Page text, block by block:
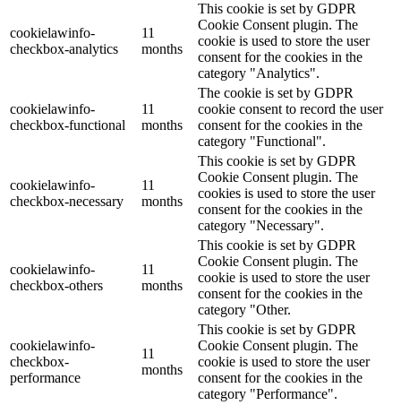
cookielawinfo-
checkbox-analytics
11
months
This cookie is set by GDPR
Cookie Consent plugin. The
cookie is used to store the user
consent for the cookies in the
category "Analytics".
cookielawinfo-
checkbox-functional
11
months
The cookie is set by GDPR
cookie consent to record the user
consent for the cookies in the
category "Functional".
cookielawinfo-
checkbox-necessary
11
months
This cookie is set by GDPR
Cookie Consent plugin. The
cookies is used to store the user
consent for the cookies in the
category "Necessary".
cookielawinfo-
checkbox-others
11
months
This cookie is set by GDPR
Cookie Consent plugin. The
cookie is used to store the user
consent for the cookies in the
category "Other.
cookielawinfo-
checkbox-
performance
11
months
This cookie is set by GDPR
Cookie Consent plugin. The
cookie is used to store the user
consent for the cookies in the
category "Performance".